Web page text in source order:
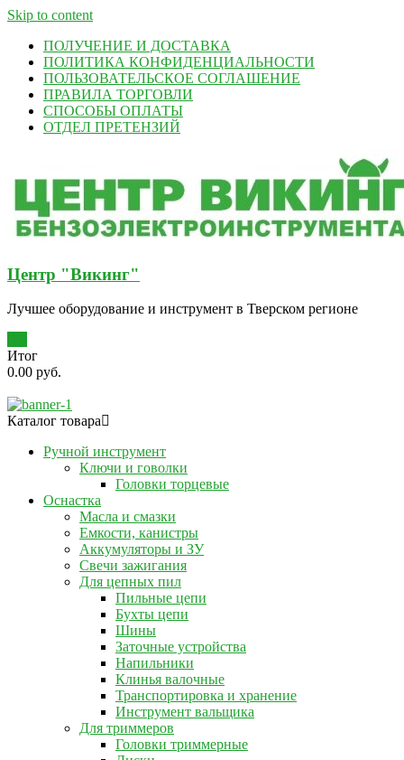
Skip to content
ПОЛУЧЕНИЕ И ДОСТАВКА
ПОЛИТИКА КОНФИДЕНЦИАЛЬНОСТИ
ПОЛЬЗОВАТЕЛЬСКОЕ СОГЛАШЕНИЕ
ПРАВИЛА ТОРГОВЛИ
СПОСОБЫ ОПЛАТЫ
ОТДЕЛ ПРЕТЕНЗИЙ
Центр "Викинг"
Лучшее оборудование и инструмент в Тверском регионе
Итог
0.00 руб.
Каталог товара
Ручной инструмент
Ключи и говолки
Головки торцевые
Оснастка
Масла и смазки
Емкости, канистры
Аккумуляторы и ЗУ
Свечи зажигания
Для цепных пил
Пильные цепи
Бухты цепи
Шины
Заточные устройства
Напильники
Клинья валочные
Транспортировка и хранение
Инструмент вальщика
Для триммеров
Головки триммерные